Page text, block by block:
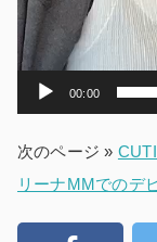
00:00
次のページ »
リーナMMでのデ